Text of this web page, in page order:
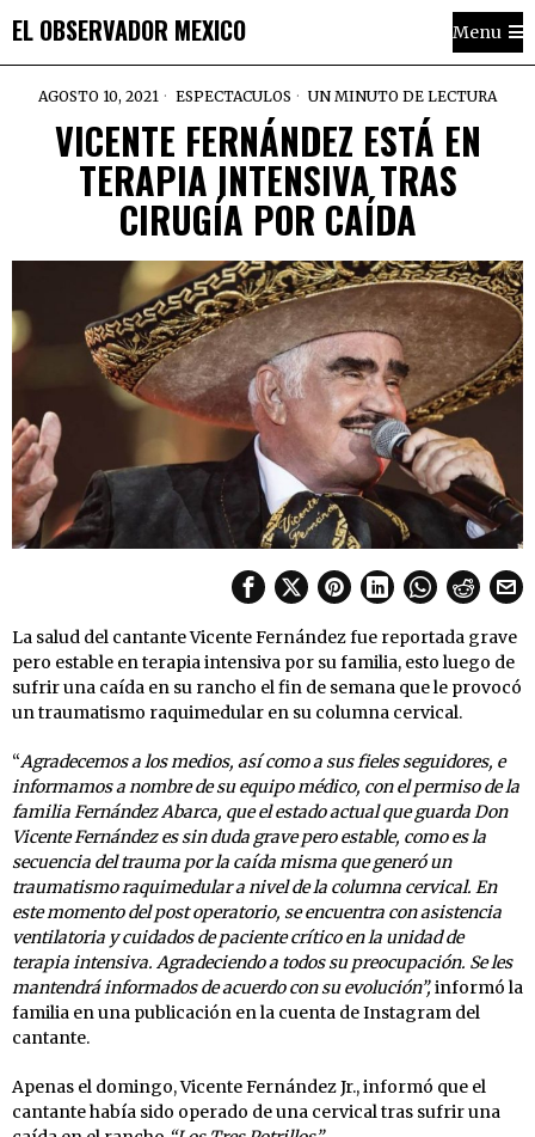
EL OBSERVADOR MEXICO Menu
AGOSTO 10, 2021 ESPECTACULOS UN MINUTO DE LECTURA
VICENTE FERNÁNDEZ ESTÁ EN
TERAPIA INTENSIVA TRAS
CIRUGÍA POR CAÍDA
La salud del cantante Vicente Fernández fue reportada grave
pero estable en terapia intensiva por su familia, esto luego de
sufrir una caída en su rancho el fin de semana que le provocó
un traumatismo raquimedular en su columna cervical.
“Agradecemos a los medios, así como a sus fieles seguidores, e
informamos a nombre de su equipo médico, con el permiso de la
familia Fernández Abarca, que el estado actual que guarda Don
Vicente Fernández es sin duda grave pero estable, como es la
secuencia del trauma por la caída misma que generó un
traumatismo raquimedular a nivel de la columna cervical. En
este momento del post operatorio, se encuentra con asistencia
ventilatoria y cuidados de paciente crítico en la unidad de
terapia intensiva. Agradeciendo a todos su preocupación. Se les
mantendrá informados de acuerdo con su evolución”,informó la
familia en una publicación en la cuenta de Instagram del
cantante.
Apenas el domingo, Vicente Fernández Jr., informó que el
cantante había sido operado de una cervical tras sufrir una